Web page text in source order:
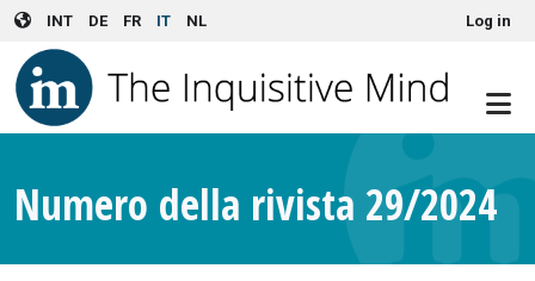
Skip to main content
INT DE FR IT NL User account menuLog in
Numero della rivista 29/2024